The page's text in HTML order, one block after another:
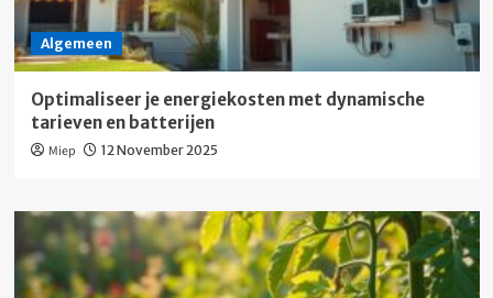
Algemeen
Optimaliseer je energiekosten met dynamische
tarieven en batterijen
Miep 12 November 2025